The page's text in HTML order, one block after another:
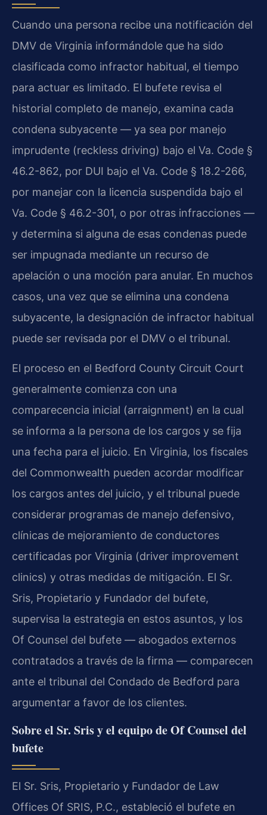
Cuando una persona recibe una notificación del
DMV de Virginia informándole que ha sido
clasificada como infractor habitual, el tiempo
para actuar es limitado. El bufete revisa el
historial completo de manejo, examina cada
condena subyacente — ya sea por manejo
imprudente (reckless driving) bajo el Va. Code §
46.2-862, por DUI bajo el Va. Code § 18.2-266,
por manejar con la licencia suspendida bajo el
Va. Code § 46.2-301, o por otras infracciones —
y determina si alguna de esas condenas puede
ser impugnada mediante un recurso de
apelación o una moción para anular. En muchos
casos, una vez que se elimina una condena
subyacente, la designación de infractor habitual
puede ser revisada por el DMV o el tribunal.
El proceso en el Bedford County Circuit Court
generalmente comienza con una
comparecencia inicial (arraignment) en la cual
se informa a la persona de los cargos y se fija
una fecha para el juicio. En Virginia, los fiscales
del Commonwealth pueden acordar modificar
los cargos antes del juicio, y el tribunal puede
considerar programas de manejo defensivo,
clínicas de mejoramiento de conductores
certificadas por Virginia (driver improvement
clinics) y otras medidas de mitigación. El Sr.
Sris, Propietario y Fundador del bufete,
supervisa la estrategia en estos asuntos, y los
Of Counsel del bufete — abogados externos
contratados a través de la firma — comparecen
ante el tribunal del Condado de Bedford para
argumentar a favor de los clientes.
Sobre el Sr. Sris y el equipo de Of Counsel del
bufete
El Sr. Sris, Propietario y Fundador de Law
Offices Of SRIS, P.C., estableció el bufete en